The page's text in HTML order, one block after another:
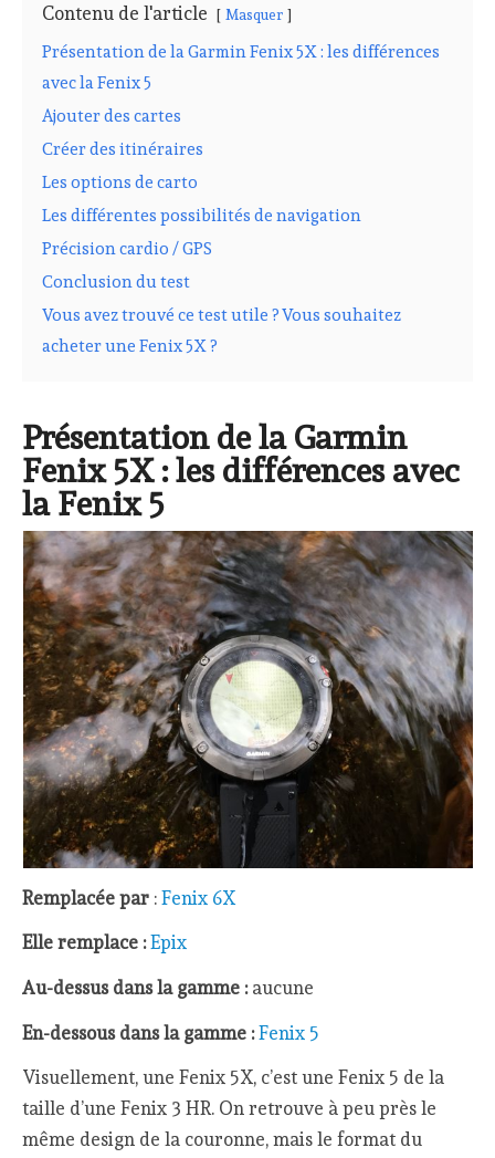
Contenu de l'article Masquer
Présentation de la Garmin Fenix 5X : les différences
avec la Fenix 5
Ajouter des cartes
Créer des itinéraires
Les options de carto
Les différentes possibilités de navigation
Précision cardio / GPS
Conclusion du test
Vous avez trouvé ce test utile ? Vous souhaitez
acheter une Fenix 5X ?
Présentation de la Garmin
Fenix 5X : les différences avec
la Fenix 5
Remplacée par : Fenix 6X
Elle remplace : Epix
Au-dessus dans la gamme : aucune
En-dessous dans la gamme : Fenix 5
Visuellement, une Fenix 5X, c’est une Fenix 5 de la
taille d’une Fenix 3 HR. On retrouve à peu près le
même design de la couronne, mais le format du